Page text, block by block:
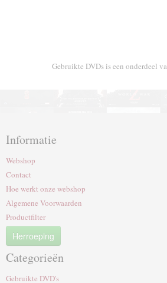
Gebruikte DVDs is een onderdeel
Informatie
Webshop
Contact
Hoe werkt onze webshop
Algemene Voorwaarden
Productfilter
Herroeping
Categorieën
Gebruikte DVD's